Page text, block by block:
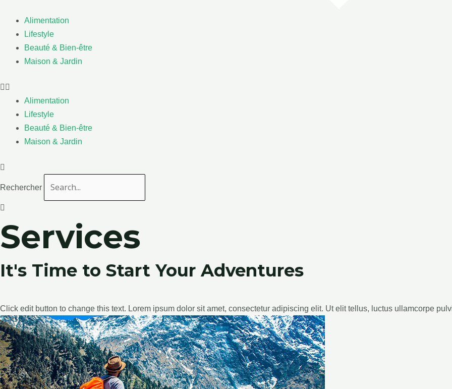
contenu
Alimentation
Lifestyle
Beauté & Bien-être
Maison & Jardin
Alimentation
Lifestyle
Beauté & Bien-être
Maison & Jardin
Rechercher
Services
It's Time to Start Your Adventures
Click edit button to change this text. Lorem ipsum dolor sit amet, consectetur adipiscing elit. Ut elit tellus, luctus ullamcorpe